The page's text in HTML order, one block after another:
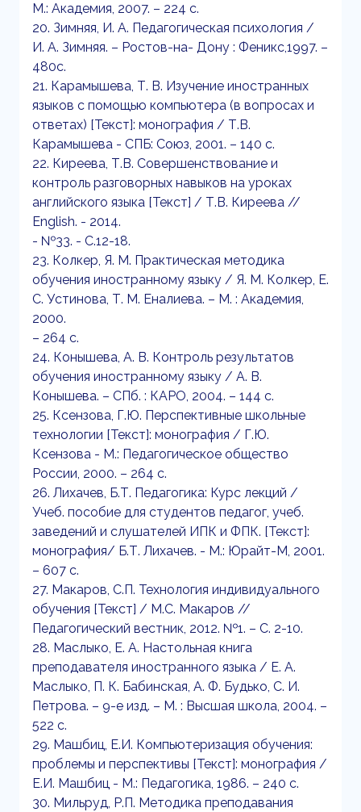
М.: Академия, 2007. – 224 с.
20. Зимняя, И. А. Педагогическая психология /
И. А. Зимняя. – Ростов-на- Дону : Феникс,1997. –
480с.
21. Карамышева, Т. В. Изучение иностранных
языков с помощью компьютера (в вопросах и
ответах) [Текст]: монография / Т.В.
Карамышева - СПБ: Союз, 2001. – 140 с.
22. Киреева, Т.В. Совершенствование и
контроль разговорных навыков на уроках
английского языка [Текст] / Т.В. Киреева //
English. - 2014.
- №33. - С.12-18.
23. Колкер, Я. М. Практическая методика
обучения иностранному языку / Я. М. Колкер, Е.
С. Устинова, Т. М. Еналиева. – М. : Академия,
2000.
– 264 с.
24. Конышева, А. В. Контроль результатов
обучения иностранному языку / А. В.
Конышева. – СПб. : КАРО, 2004. – 144 с.
25. Ксензова, Г.Ю. Перспективные школьные
технологии [Текст]: монография / Г.Ю.
Ксензова - М.: Педагогическое общество
России, 2000. – 264 с.
26. Лихачев, Б.Т. Педагогика: Курс лекций /
Учеб. пособие для студентов педагог, учеб.
заведений и слушателей ИПК и ФПК. [Текст]:
монография/ Б.Т. Лихачев. - М.: Юрайт-М, 2001.
– 607 с.
27. Макаров, С.П. Технология индивидуального
обучения [Текст] / М.С. Макаров //
Педагогический вестник, 2012. №1. – С. 2-10.
28. Маслыко, Е. А. Настольная книга
преподавателя иностранного языка / Е. А.
Маслыко, П. К. Бабинская, А. Ф. Будько, С. И.
Петрова. – 9-е изд. – М. : Высшая школа, 2004. –
522 с.
29. Машбиц, Е.И. Компьютеризация обучения:
проблемы и перспективы [Текст]: монография /
Е.И. Машбиц - М.: Педагогика, 1986. – 240 с.
30. Мильруд, Р.П. Методика преподавания